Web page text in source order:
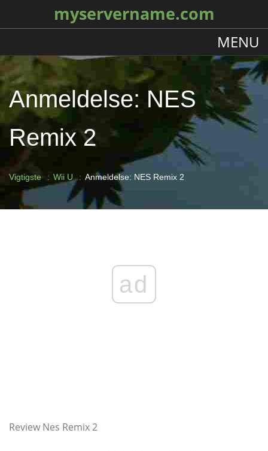
myservername.com
MENU
Anmeldelse: NES
Remix 2
Vigtigste Wii U Anmeldelse: NES Remix 2
ad
Review Nes Remix 2